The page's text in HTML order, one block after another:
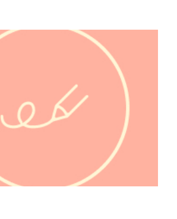
@hulk_wayne